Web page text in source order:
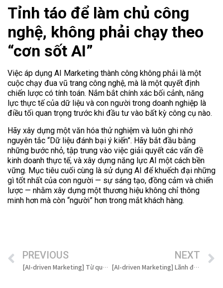
Tỉnh táo để làm chủ công
nghệ, không phải chạy theo
“cơn sốt AI”
Việc áp dụng AI Marketing thành công không phải là một
cuộc chạy đua vũ trang công nghệ, mà là một quyết định
chiến lược có tính toán. Nắm bắt chính xác bối cảnh, năng
lực thực tế của dữ liệu và con người trong doanh nghiệp là
điều tối quan trọng trước khi đầu tư vào bất kỳ công cụ nào.
Hãy xây dựng một văn hóa thử nghiệm và luôn ghi nhớ
nguyên tắc “Dữ liệu đánh bại ý kiến”. Hãy bắt đầu bằng
những bước nhỏ, tập trung vào việc giải quyết các vấn đề
kinh doanh thực tế, và xây dựng năng lực AI một cách bền
vững. Mục tiêu cuối cùng là sử dụng AI để khuếch đại những
gì tốt nhất của con người — sự sáng tạo, đồng cảm và chiến
lược — nhằm xây dựng một thương hiệu không chỉ thông
minh hơn mà còn “người” hơn trong mắt khách hàng.
PREVIOUS
[AI-driven Marketing] Từ quảng cáo TV đến GenAI: Marketing trong kỷ nguyên AI 5.0
NEXT
[AI-driven Marketing] Lãnh đạo trong Kỷ nguyên AI: Áp dụng những Nguyên lý Marketing Bất biến của Peter Drucker